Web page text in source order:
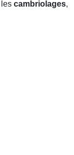
les cambriolages,